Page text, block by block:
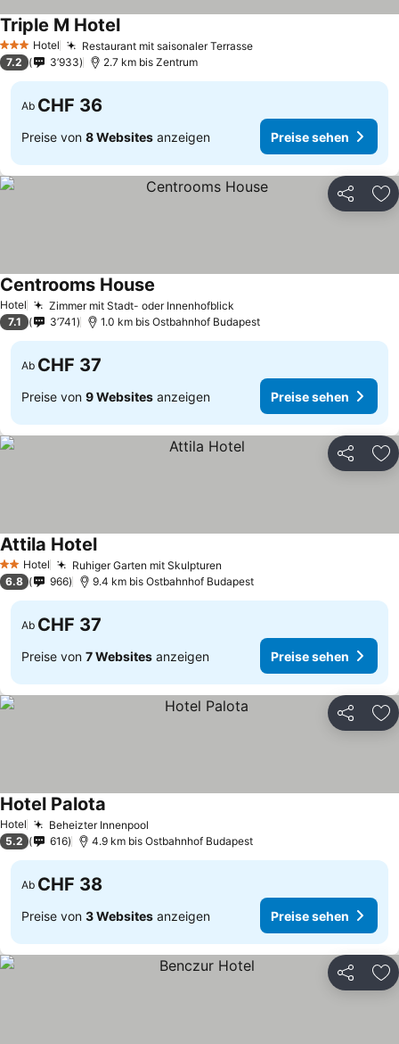
3 SterneHotel Restaurant mit saisonaler Terrasse
Triple M Hotel
7.2 3’933 2.7 km bis Zentrum
Ab CHF 36
Preise von 8 Websites anzeigen Preise sehen
Teilen
Hotel Zimmer mit Stadt- oder Innenhofblick
Centrooms House
7.1 3’741 1.0 km bis Ostbahnhof Budapest
Ab CHF 37
Preise von 9 Websites anzeigen Preise sehen
Teilen
2 Sterne
Hotel Ruhiger Garten mit Skulpturen
Attila Hotel
6.8 966 9.4 km bis Ostbahnhof Budapest
Ab CHF 37
Preise von 7 Websites anzeigen Preise sehen
Teilen
Hotel Beheizter Innenpool
Hotel Palota
5.2 616 4.9 km bis Ostbahnhof Budapest
Ab CHF 38
Preise von 3 Websites anzeigen Preise sehen
Teilen